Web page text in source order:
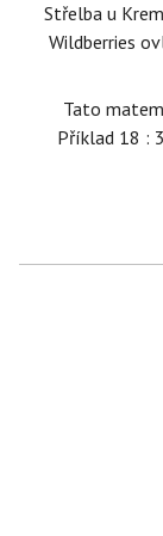
Střelba u
Wildberries
Tato
Příklad 18 :